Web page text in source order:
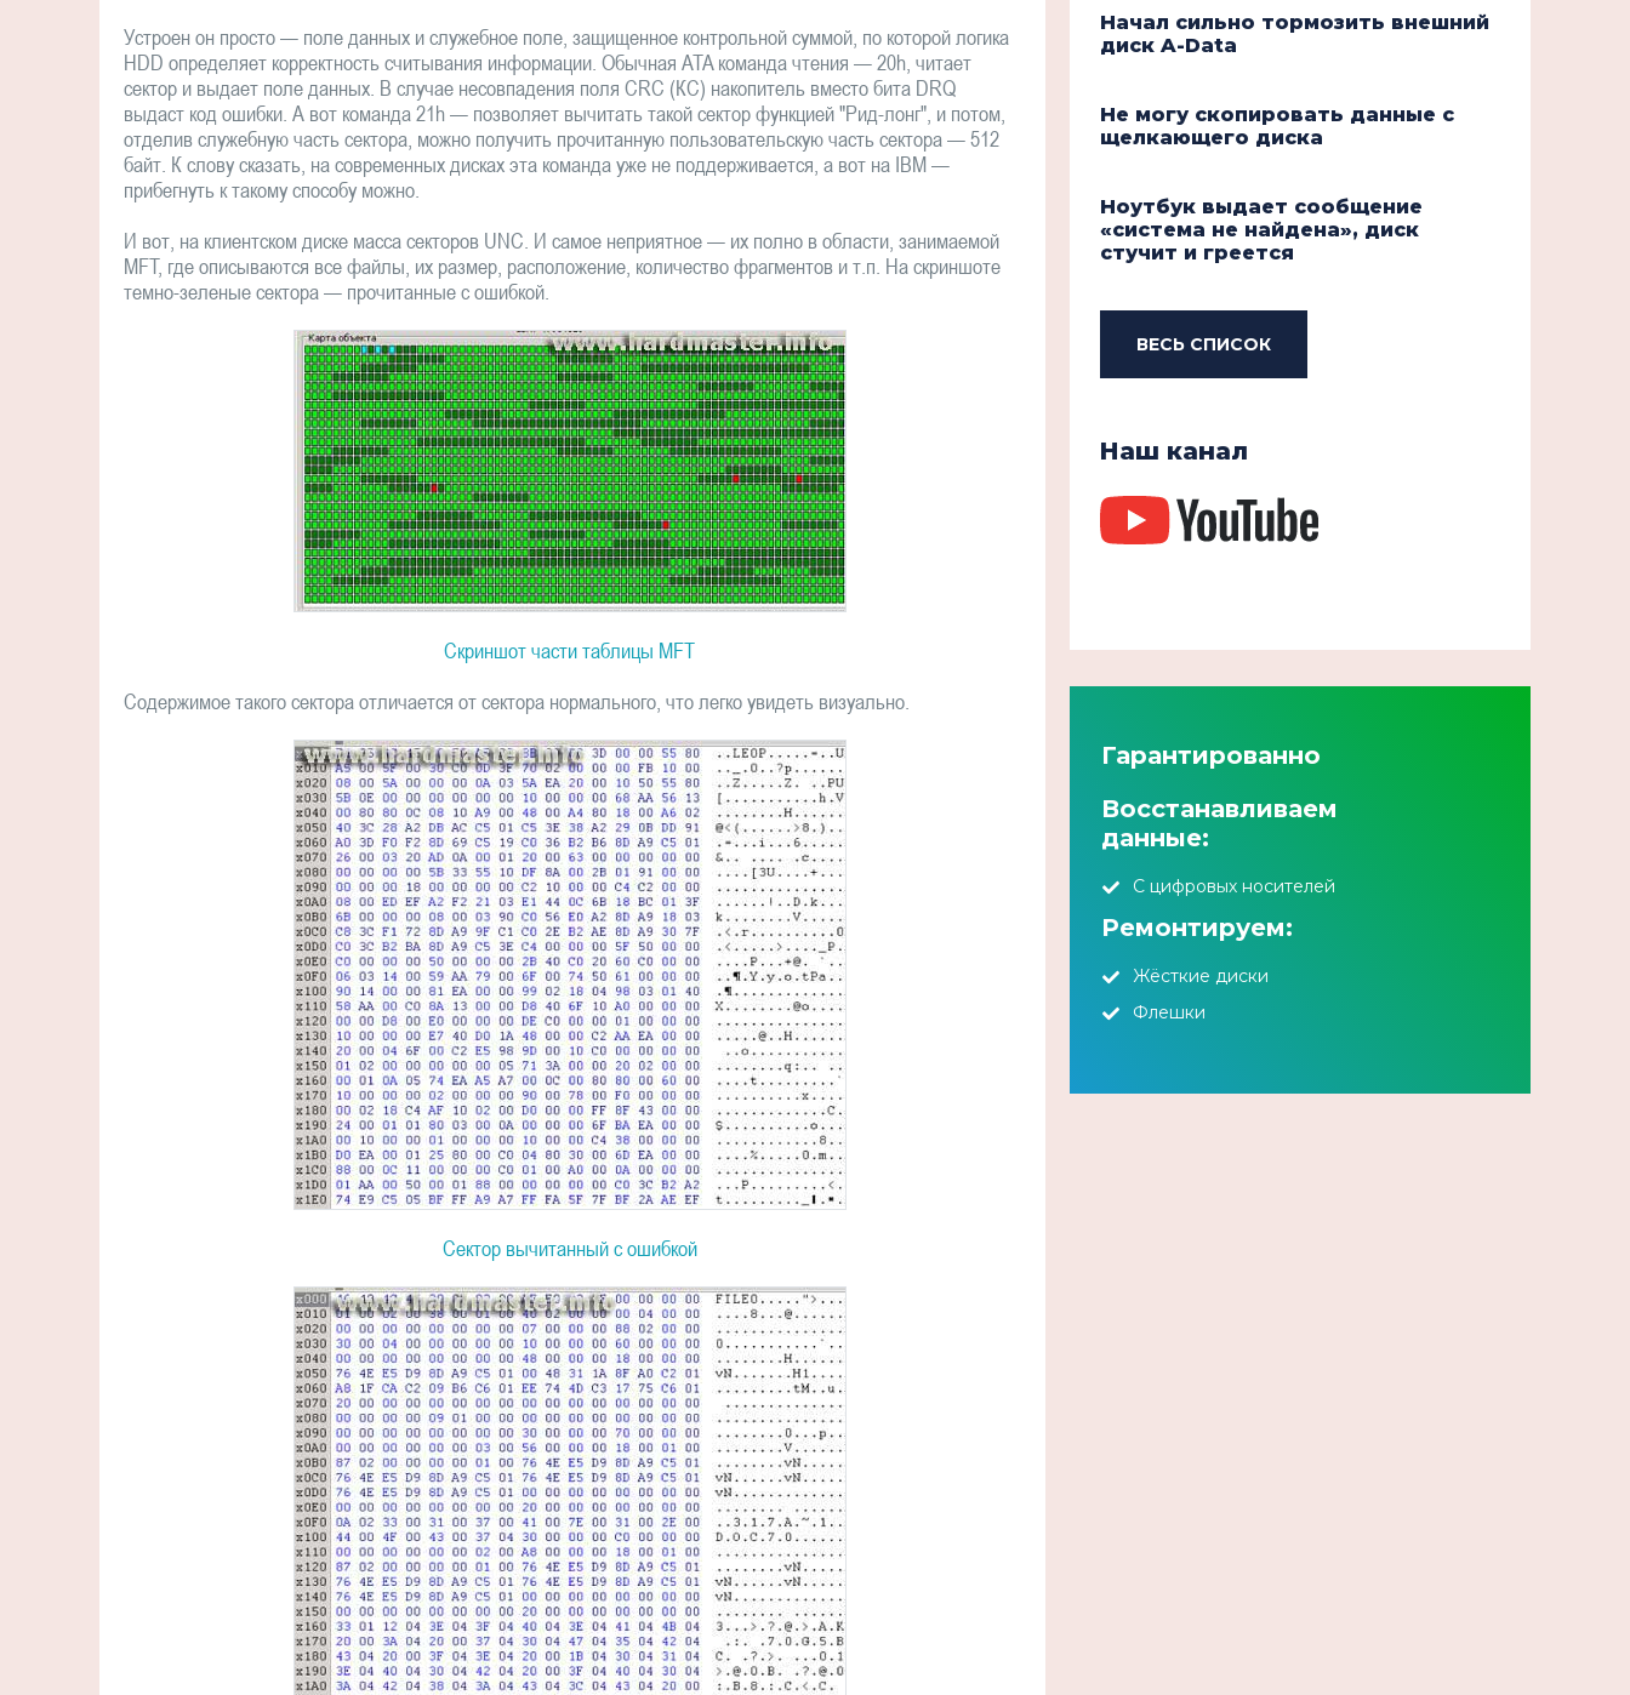
Устроен он просто — поле данных и служебное поле, защищенное контрольной суммой, по которой логика
HDD определяет корректность считывания информации. Обычная ATA команда чтения — 20h, читает
сектор и выдает поле данных. В случае несовпадения поля CRC (КС) накопитель вместо бита DRQ
выдаст код ошибки. А вот команда 21h — позволяет вычитать такой сектор функцией "Рид-лонг", и потом,
отделив служебную часть сектора, можно получить прочитанную пользовательскую часть сектора — 512
байт. К слову сказать, на современных дисках эта команда уже не поддерживается, а вот на IBM —
прибегнуть к такому способу можно.
И вот, на клиентском диске масса секторов UNC. И самое неприятное — их полно в области, занимаемой
MFT, где описываются все файлы, их размер, расположение, количество фрагментов и т.п. На скриншоте
темно-зеленые сектора — прочитанные с ошибкой.
Скриншот части таблицы MFT
Содержимое такого сектора отличается от сектора нормального, что легко увидеть визуально.
Сектор вычитанный с ошибкой
Начал сильно тормозить внешний
диск A-Data
Не могу скопировать данные с
щелкающего диска
Ноутбук выдает сообщение
«система не найдена», диск
стучит и греется
ВЕСЬ СПИСОК
Наш канал
Гарантированно
Восстанавливаем
данные:
С цифровых носителей
Ремонтируем:
Жёсткие диски
Флешки